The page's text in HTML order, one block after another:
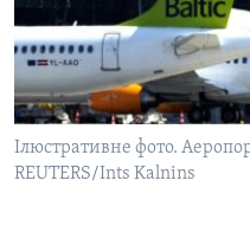
СУСПІЛЬСТВО
ЕКОНОМІКА
ІСТОРІЇ УСПІХУ
ТЕЛЕПРОГРАМИ
ЧАС-TIME
СТУДІЯ ВАШИНГТОН
ENGLISH
Learning English
Ілюстративне фото.
REUTERS/Ints Kalnins